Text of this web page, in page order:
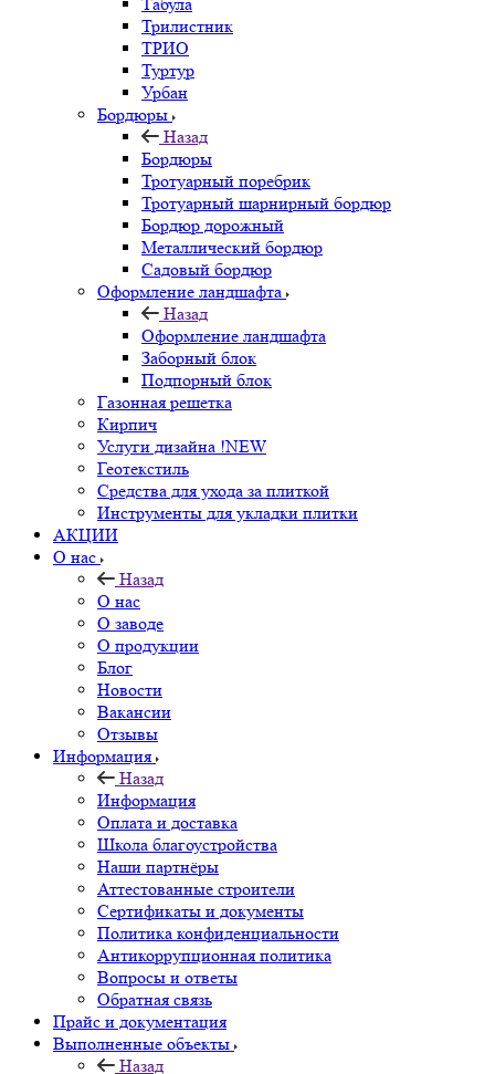
Трилистник
ТРИО
Туртур
Урбан
Бордюры
Назад
Бордюры
Тротуарный поребрик
Тротуарный шарнирный бордюр
Бордюр дорожный
Металлический бордюр
Садовый бордюр
Оформление ландшафта
Назад
Оформление ландшафта
Заборный блок
Подпорный блок
Газонная решетка
Кирпич
Услуги дизайна !NEW
Геотекстиль
Средства для ухода за плиткой
Инструменты для укладки плитки
АКЦИИ
О нас
Назад
О нас
О заводе
О продукции
Блог
Новости
Вакансии
Отзывы
Информация
Назад
Информация
Оплата и доставка
Школа благоустройства
Наши партнёры
Аттестованные строители
Сертификаты и документы
Политика конфиденциальности
Антикоррупционная политика
Вопросы и ответы
Обратная связь
Прайс и документация
Выполненные объекты
Назад